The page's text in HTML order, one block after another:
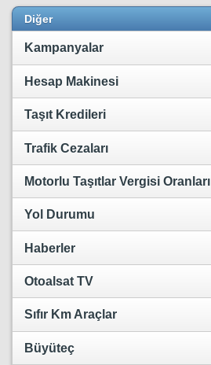
Diğer
Kampanyalar
Hesap Makinesi
Taşıt Kredileri
Trafik Cezaları
Motorlu Taşıtlar Vergisi Oranları
Yol Durumu
Haberler
Otoalsat TV
Sıfır Km Araçlar
Büyüteç